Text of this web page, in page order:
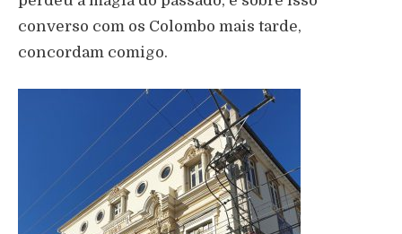
converso com os Colombo mais tarde,
concordam comigo.